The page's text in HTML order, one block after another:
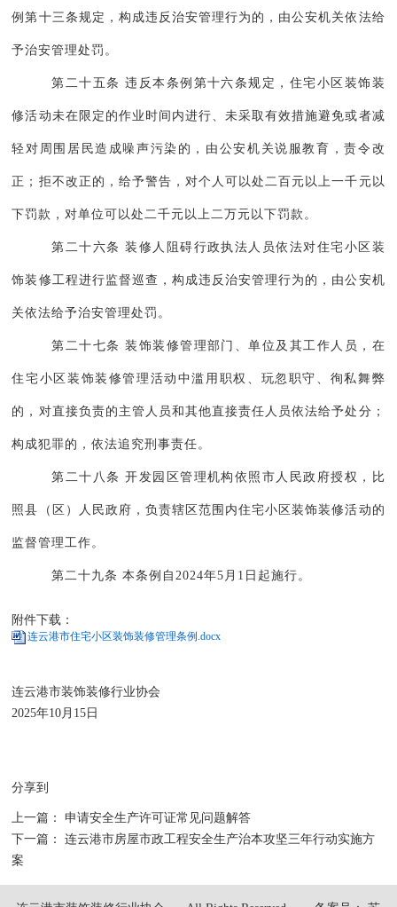
例第十三条规定，构成违反治安管理行为的，由公安机关依法给
予治安管理处罚。
第二十五条 违反本条例第十六条规定，住宅小区装饰装
修活动未在限定的作业时间内进行、未采取有效措施避免或者减
轻对周围居民造成噪声污染的，由公安机关说服教育，责令改
正；拒不改正的，给予警告，对个人可以处二百元以上一千元以
下罚款，对单位可以处二千元以上二万元以下罚款。
第二十六条 装修人阻碍行政执法人员依法对住宅小区装
饰装修工程进行监督巡查，构成违反治安管理行为的，由公安机
关依法给予治安管理处罚。
第二十七条 装饰装修管理部门、单位及其工作人员，在
住宅小区装饰装修管理活动中滥用职权、玩忽职守、徇私舞弊
的，对直接负责的主管人员和其他直接责任人员依法给予处分；
构成犯罪的，依法追究刑事责任。
第二十八条 开发园区管理机构依照市人民政府授权，比
照县（区）人民政府，负责辖区范围内住宅小区装饰装修活动的
监督管理工作。
第二十九条 本条例自2024年5月1日起施行。
附件下载：
连云港市住宅小区装饰装修管理条例.docx
连云港市装饰装修行业协会
2025年10月15日
分享到
上一篇：申请安全生产许可证常见问题解答
下一篇：连云港市房屋市政工程安全生产治本攻坚三年行动实施方
案